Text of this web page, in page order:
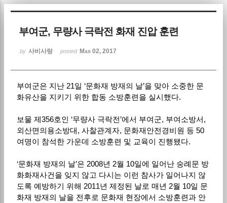
부여군, 무량사 극락전 화재 진압 훈련
by 사비사랑 posted Mar 02, 2017
부여군은 지난 21일 ‘문화재 방재의 날’을 맞아 소중한 문
화유산을 지키기 위한 합동 소방훈련을 실시했다.
보물 제356호인 ‘무량사 극락전’에서 부여군, 부여소방서,
외산면의용소방대, 사찰관계자, 문화재안전경비원 등 50
여명이 참석한 가운데 소방훈련 및 교육이 진행됐다.
‘문화재 방재의 날’은 2008년 2월 10일에 일어난 숭례문 방
화화재사건을 잊지 않고 다시는 이런 참사가 일어나지 않
도록 예방하기 위해 2011년 제정된 날로 매년 2월 10일 문
화재 방재의 날을 전후로 문화재 현장에서 소방훈련과 안
Sketchbook5, 스케치북5
Sketchbook5, 스케치북5